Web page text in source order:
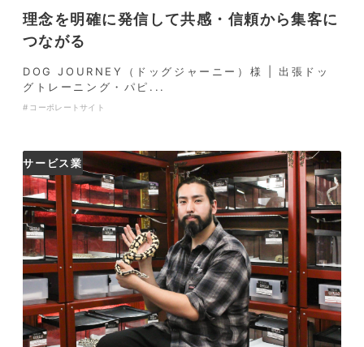
理念を明確に発信して共感・信頼から集客に
つながる
DOG JOURNEY（ドッグジャーニー）様 | 出張ドッ
グトレーニング・パピ...
コーポレートサイト
サービス業